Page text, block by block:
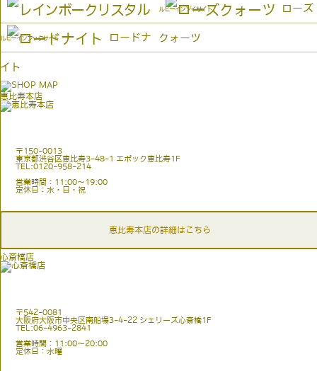
ルビーインゾイサイト
ルビーインフックサイト
ローズ
クォーツ
ロードナ
イト
恵比寿本店
〒150-0013
東京都渋谷区恵比寿3-48-1 エポック恵比寿1F
TEL:0120-958-214
営業時間：11:00〜19:00
定休日：水・日・祝
恵比寿本店の詳細はこちら
心斎橋店
〒542-0081
大阪府大阪市中央区南船場3-4-22 シェリーズ心斎橋1F
TEL:06-4963-2841
営業時間：11:00〜20:00
定休日：水曜